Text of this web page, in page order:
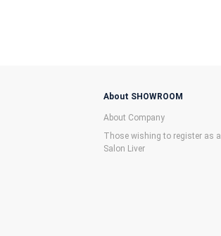
About SHOWROOM
About Company
Those wishing to register as a
Salon Liver